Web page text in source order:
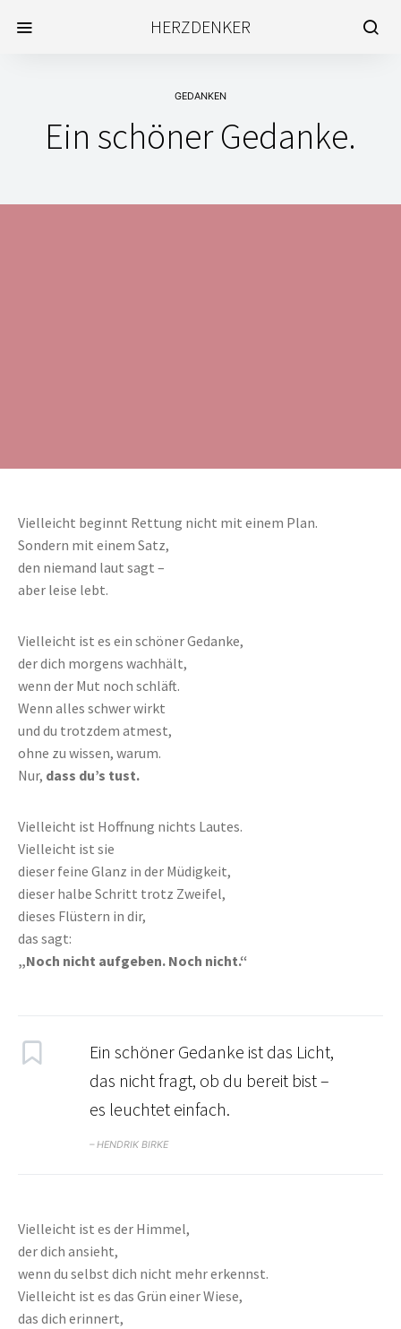
HERZDENKER
GEDANKEN
Ein schöner Gedanke.
Vielleicht beginnt Rettung nicht mit einem Plan.
Sondern mit einem Satz,
den niemand laut sagt –
aber leise lebt.
Vielleicht ist es ein schöner Gedanke,
der dich morgens wachhält,
wenn der Mut noch schläft.
Wenn alles schwer wirkt
und du trotzdem atmest,
ohne zu wissen, warum.
Nur, dass du’s tust.
Vielleicht ist Hoffnung nichts Lautes.
Vielleicht ist sie
dieser feine Glanz in der Müdigkeit,
dieser halbe Schritt trotz Zweifel,
dieses Flüstern in dir,
das sagt:
„Noch nicht aufgeben. Noch nicht.“
Ein schöner Gedanke ist das Licht,
das nicht fragt, ob du bereit bist –
es leuchtet einfach.
– HENDRIK BIRKE
Vielleicht ist es der Himmel,
der dich ansieht,
wenn du selbst dich nicht mehr erkennst.
Vielleicht ist es das Grün einer Wiese,
das dich erinnert,